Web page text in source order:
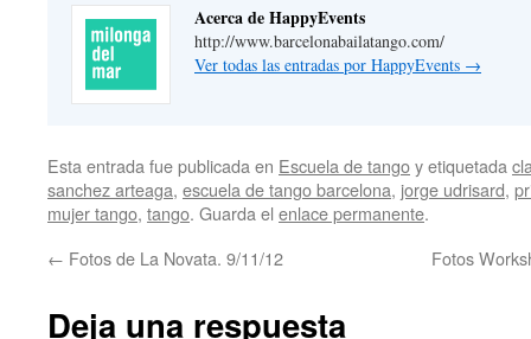
Acerca de HappyEvents
http://www.barcelonabailatango.com/
Ver todas las entradas por HappyEvents →
Esta entrada fue publicada en Escuela de tangoy etiquetada
sanchez arteaga, escuela de tango barcelona, jorge udrisard,
mujer tango, tango. Guarda el enlace permanente.
← Fotos de La Novata. 9/11/12 Fotos
Deja una respuesta